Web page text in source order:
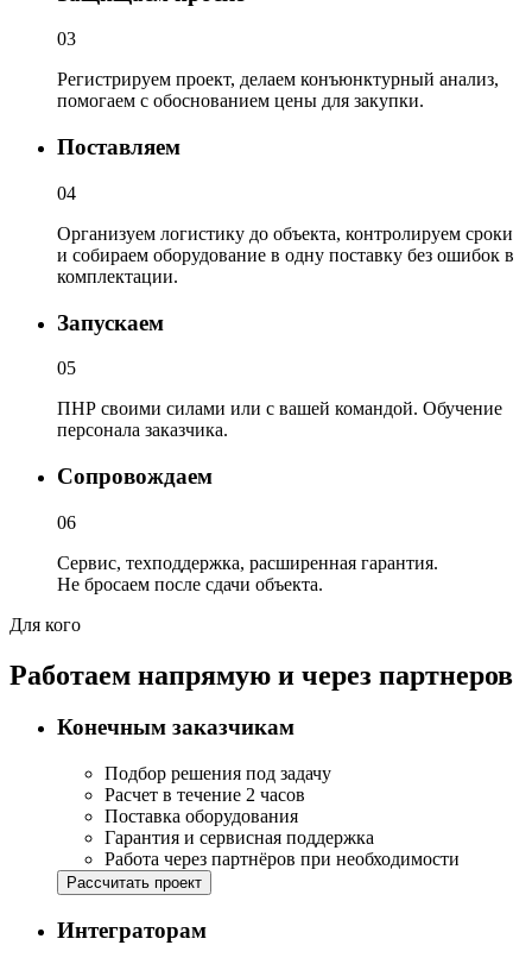
03
Регистрируем проект, делаем конъюнктурный анализ,
помогаем с обоснованием цены для закупки.
Поставляем
04
Организуем логистику до объекта, контролируем сроки
и собираем оборудование в одну поставку без ошибок в
комплектации.
Запускаем
05
ПНР своими силами или с вашей командой. Обучение
персонала заказчика.
Сопровождаем
06
Сервис, техподдержка, расширенная гарантия.
Не бросаем после сдачи объекта.
Для кого
Работаем напрямую и через партнеров
Конечным заказчикам
Подбор решения под задачу
Расчет в течение 2 часов
Поставка оборудования
Гарантия и сервисная поддержка
Работа через партнёров при необходимости
Рассчитать проект
Интеграторам